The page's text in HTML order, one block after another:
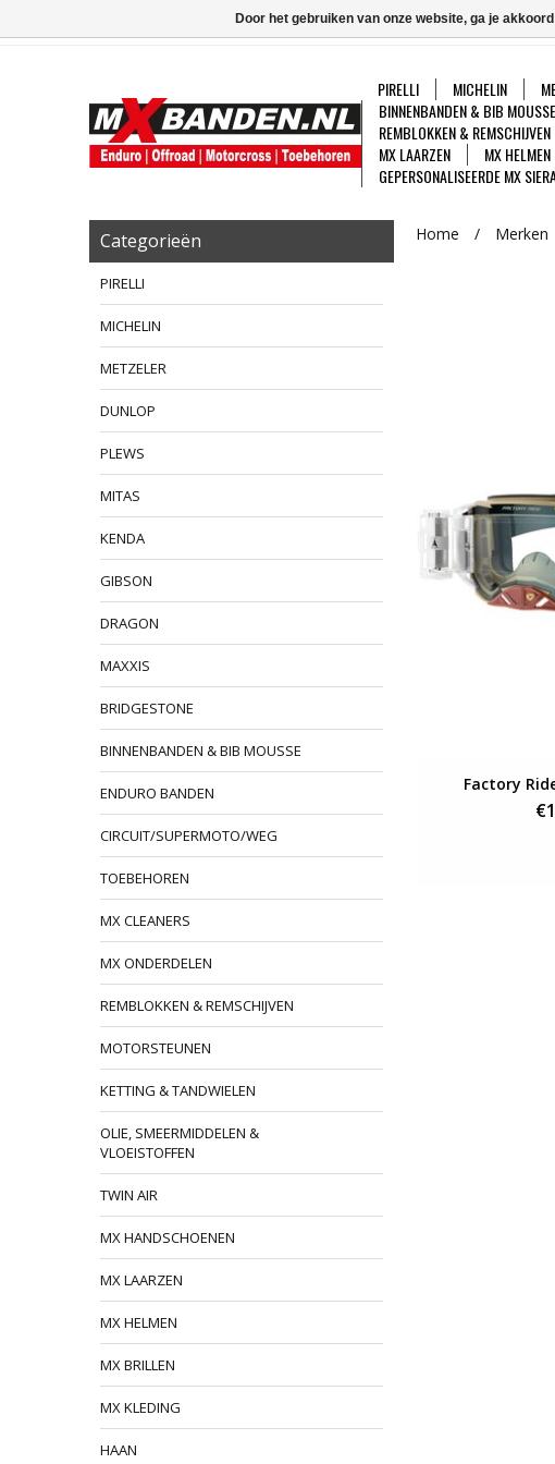
PIRELLI MICHELIN
BINNENBANDEN & BIB MOUSSE
REMBLOKKEN & REMSCHIJVEN
MX LAARZEN
MX HELMEN
GEPERSONALISEERDE MX
Categorieën
PIRELLI
MICHELIN
METZELER
DUNLOP
PLEWS
MITAS
KENDA
GIBSON
DRAGON
MAXXIS
BRIDGESTONE
BINNENBANDEN & BIB MOUSSE
ENDURO BANDEN
CIRCUIT/SUPERMOTO/WEG
TOEBEHOREN
MX CLEANERS
MX ONDERDELEN
REMBLOKKEN & REMSCHIJVEN
MOTORSTEUNEN
KETTING & TANDWIELEN
OLIE, SMEERMIDDELEN &
VLOEISTOFFEN
TWIN AIR
MX HANDSCHOENEN
MX LAARZEN
MX HELMEN
MX BRILLEN
MX KLEDING
HAAN
Home / Merken
Factory
Door het gebruiken van onze website, ga je